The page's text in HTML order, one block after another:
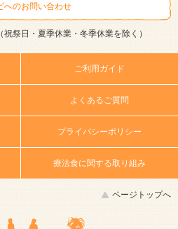
へのお問い合わせ
祝祭日・夏季休業・冬季休業を除く）
ご利用ガイド
よくあるご質問
プライバシーポリシー
療法食に関する取り組み
ページトップへ